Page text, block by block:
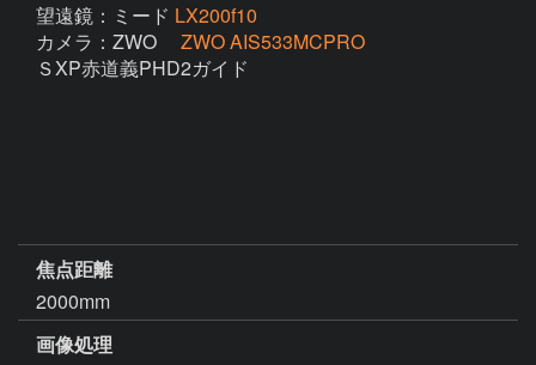
望遠鏡：ミード LX200f10
カメラ：ZWO
ZWO AIS533MCPRO
ＳXP赤道義PHD2ガイド
焦点距離
2000mm
画像処理